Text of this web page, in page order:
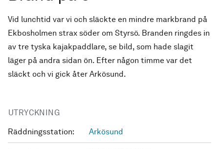
Vid lunchtid var vi och släckte en mindre markbrand på
Ekbosholmen strax söder om Styrsö. Branden ringdes in
av tre tyska kajakpaddlare, se bild, som hade slagit
läger på andra sidan ön. Efter någon timme var det
släckt och vi gick åter Arkösund.
UTRYCKNING
Räddningsstation: Arkösund